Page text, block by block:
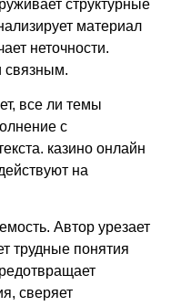
структурные
материал
неточности.
связным.
все ли темы
с
казино онлайн
на
Автор урезает
трудные понятия
сверяет